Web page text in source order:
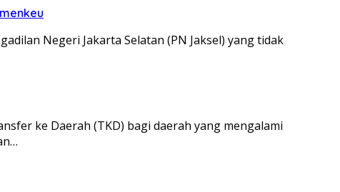
Negeri Jakarta Selatan (PN Jaksel) yang tidak
ke Daerah (TKD) bagi daerah yang mengalami